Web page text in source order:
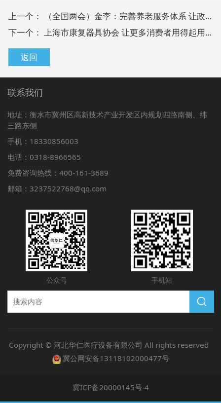
上一个：
（全国两会）金李：完善养老服务体系 让政策制定更有温度
下一个： 上海市康复器具协会 让更多消费者用得起用得上康复辅具
返回
联系我们
地址：衡水市冀州区高新技术产业开发区内规划四路南侧、纬
三路东侧
手机：18330856003
电话：0318-8966565
免费咨询热线：400-161-3689
邮箱：3237522768@qq.com
公众号 手机站
Copyright © 河北华仁医疗设备有限公司 All rights reserved
冀公网安备13118102000477号
冀ICP备20000145号-4